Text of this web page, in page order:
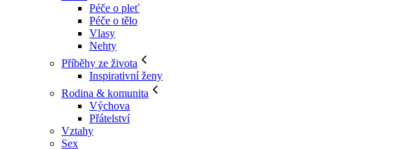
Péče o pleť
Péče o tělo
Vlasy
Nehty
Příběhy ze života
Inspirativní ženy
Rodina & komunita
Výchova
Přátelství
Vztahy
Sex